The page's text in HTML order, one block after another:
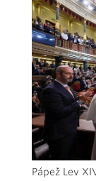
Pápež Lev